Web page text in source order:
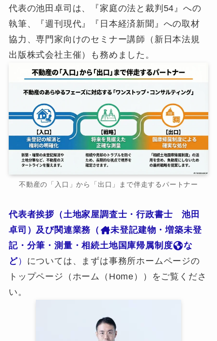
代表の池田卓司は、『家庭の法と裁判54』への
執筆、『週刊現代』『日本経済新聞』への取材
協力、専門家向けのセミナー講師（新日本法規
出版株式会社主催）も務めました。
不動産の「入口」から「出口」まで伴走するパートナー
代表者挨拶（土地家屋調査士・行政書士 池田
卓司）及び関連業務（
未登記建物・増築未登
記・分筆・測量・相続土地国庫帰属制度
な
ど） については、まずは事務所ホームページの
トップページ（ホーム（Home））をご覧くださ
い。